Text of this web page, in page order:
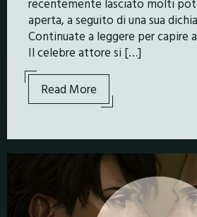
aperta, a seguito di una sua
Continuate a leggere per capire
Il celebre attore si […]
Read More